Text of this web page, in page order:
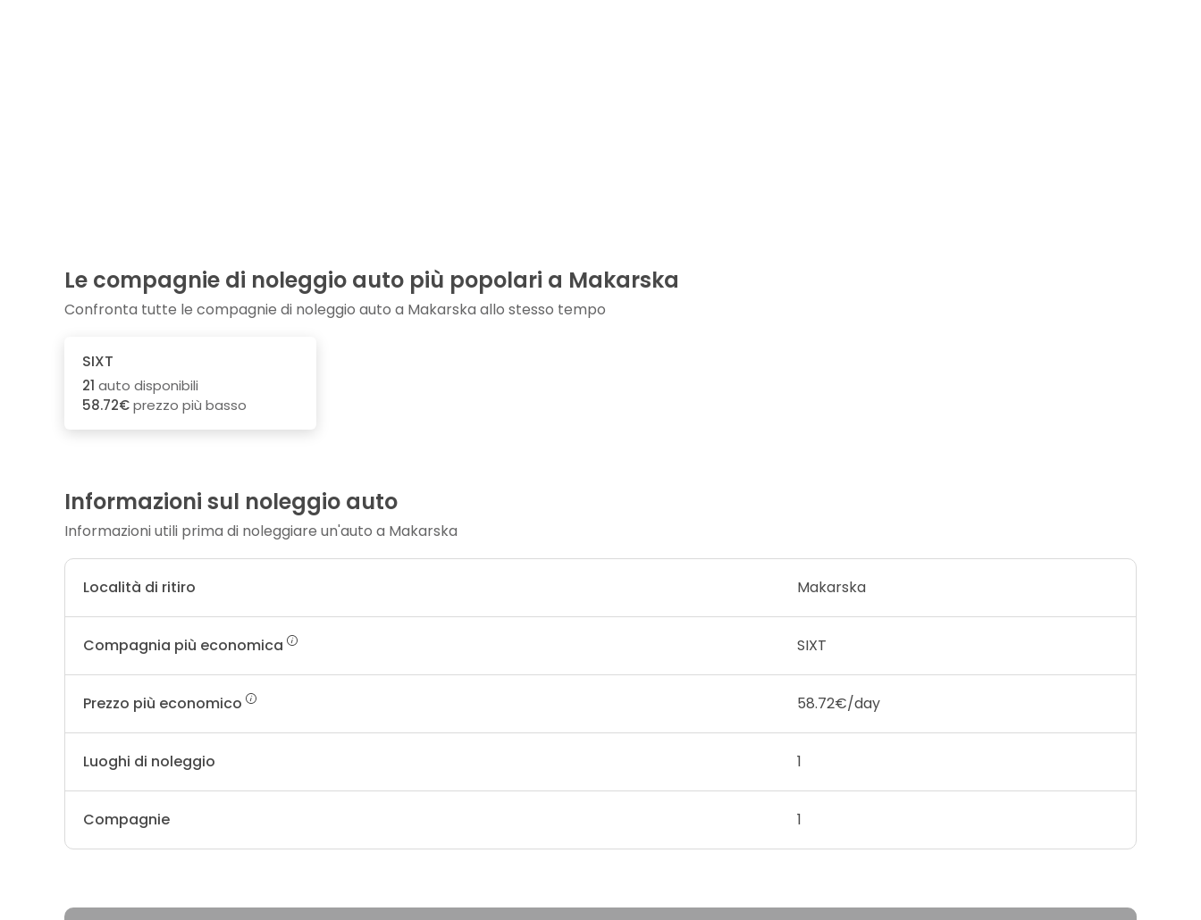
Le compagnie di noleggio auto più popolari a Makarska
Confronta tutte le compagnie di noleggio auto a Makarska allo stesso tempo
SIXT
21 auto disponibili
58.72€prezzo più basso
Informazioni sul noleggio auto
Informazioni utili prima di noleggiare un'auto a Makarska
Località di ritiro Makarska
Compagnia più economica SIXT
Prezzo più economico 58.72€/day
Luoghi di noleggio 1
Compagnie 1